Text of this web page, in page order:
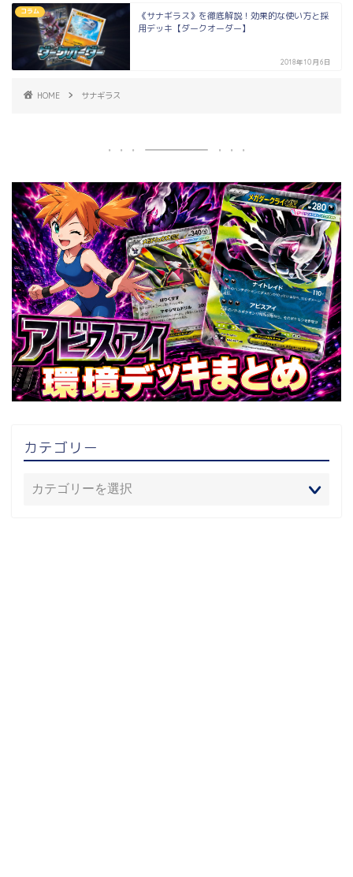
コラム
《サナギラス》を徹底解説！効果的な使い方と採
用デッキ【ダークオーダー】
2018年10月6日
HOME サナギラス
カテゴリー